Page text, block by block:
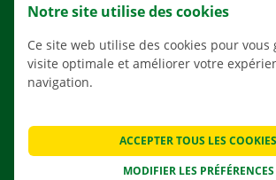
APPLI
CONTACTEZ NOUS
Notre site utilise des cookies
Ce site web utilise des cookies pour
visite optimale et améliorer votre
navigation.
MODIFIER LES PRÉFÉRENCES
ACCEPTER TOUS LES COOKIES